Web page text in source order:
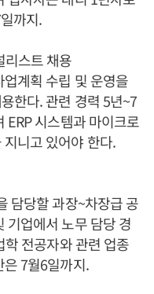
까지.
스트 채용
계획 수립 및 운영을
한다. 관련 경력 5년~7
ERP 시스템과 마이크로
니고 있어야 한다.
담당할 과장~차장급 공
기업에서 노무 담당 경
전공자와 관련 업종
7월6일까지.